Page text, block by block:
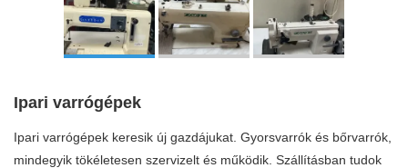
Ipari varrógépek
Ipari varrógépek keresik új gazdájukat. Gyorsvarrók és bőrvarrók,
mindegyik tökéletesen szervizelt és működik. Szállításban tudok